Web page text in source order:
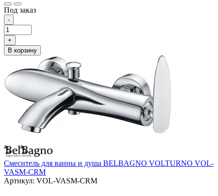
Под заказ
-
+
В корзину
Смеситель для ванны и душа BELBAGNO VOLTURNO VOL-
VASM-CRM
Артикул: VOL-VASM-CRM